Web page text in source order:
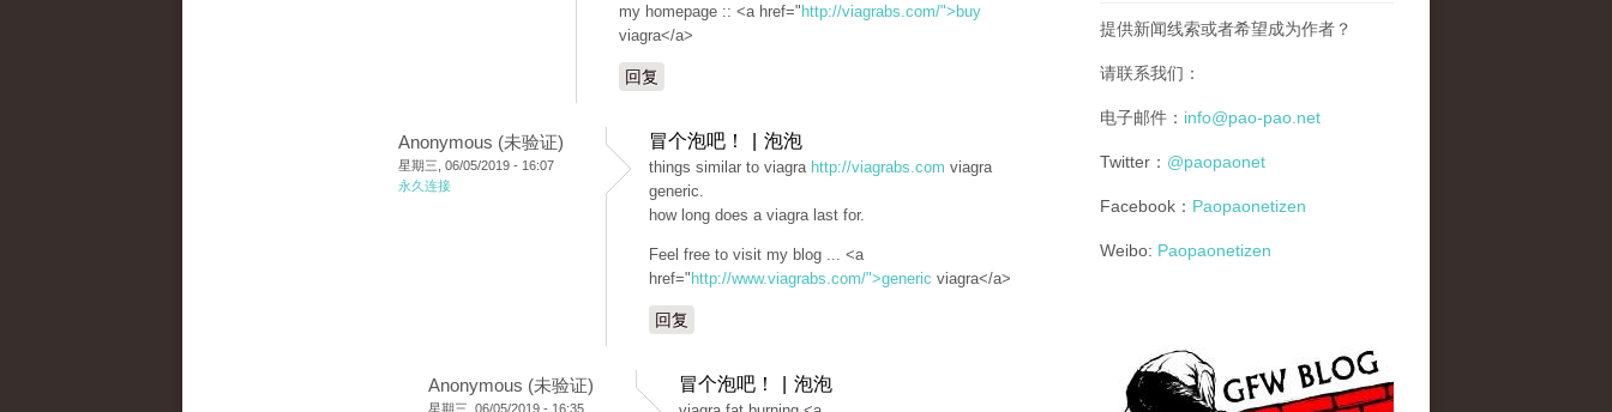
my homepage :: <a href=" http://viagrabs.com/">buy
viagra</a>
回复
Anonymous (未验证)
星期三, 06/05/2019 - 16:07
永久连接
冒个泡吧！ | 泡泡
things similar to viagra http://viagrabs.com viagra
generic.
how long does a viagra last for.
Feel free to visit my blog ... <a
href=" http://www.viagrabs.com/">generic viagra</a>
回复
Anonymous (未验证)
星期三, 06/05/2019 - 16:35
冒个泡吧！ | 泡泡
提供新闻线索或者希望成为作者？
请联系我们：
电子邮件： info@pao-pao.net
Twitter： @paopaonet
Facebook： Paopaonetizen
Weibo: Paopaonetizen
gfw_blog_small.jpg